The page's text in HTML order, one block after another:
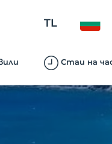
TL
Стаи на